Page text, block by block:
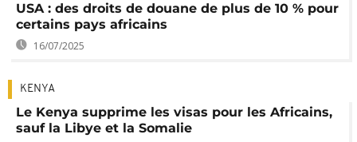
USA : des droits de douane de plus de 10 % pour
certains pays africains
16/07/2025
KENYA
Le Kenya supprime les visas pour les Africains,
sauf la Libye et la Somalie